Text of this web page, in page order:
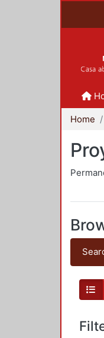
Home